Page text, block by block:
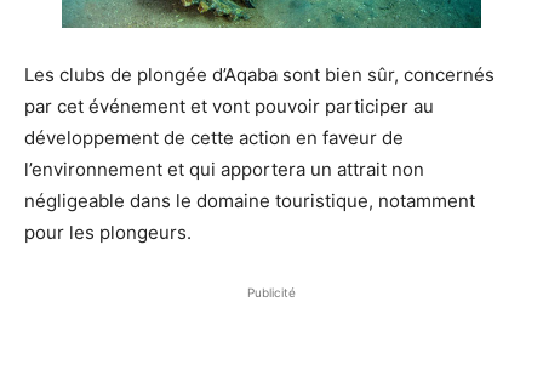
Les clubs de plongée d’Aqaba sont bien sûr, concernés
par cet événement et vont pouvoir participer au
développement de cette action en faveur de
l’environnement et qui apportera un attrait non
négligeable dans le domaine touristique, notamment
pour les plongeurs.
Publicité